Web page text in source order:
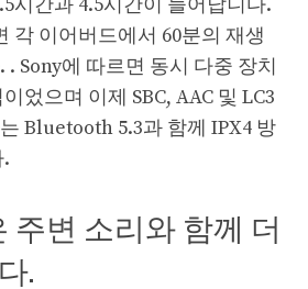
각 이어버드에서 60분의 재생
Sony에 따르면 동시 다중 장치
었으며 이제 SBC, AAC 및 LC3
Bluetooth 5.3과 함께 IPX4 방
주변 소리와 함께 더
.